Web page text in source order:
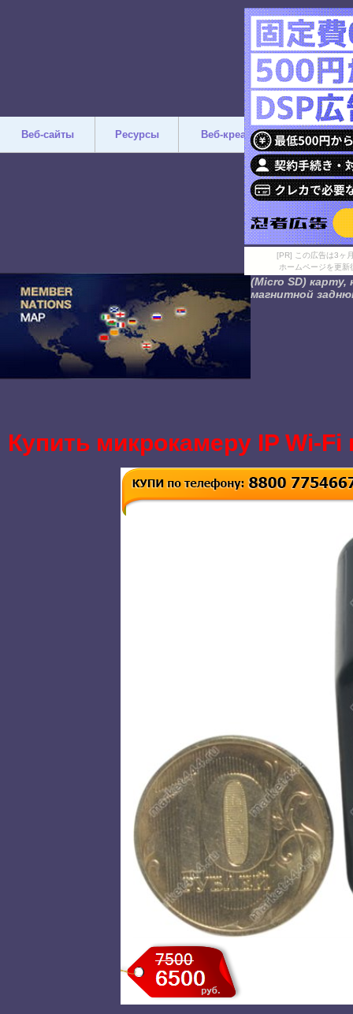
[PR] この広告は3ヶ
ホームページを更
(Micro SD) карту,
магнитной
Купить микрокамеру IP Wi-
Веб-сайты Ресурсы Веб-креатив Дизайн